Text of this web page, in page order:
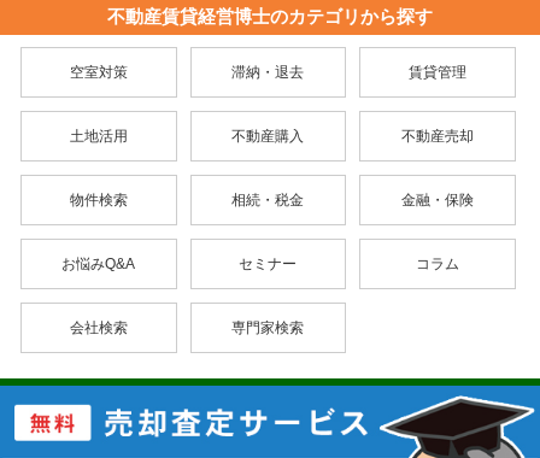
不動産賃貸経営博士のカテゴリから探す
空室対策 滞納・退去 賃貸管理
土地活用 不動産購入 不動産売却
物件検索 相続・税金 金融・保険
お悩みQ&A セミナー コラム
会社検索 専門家検索